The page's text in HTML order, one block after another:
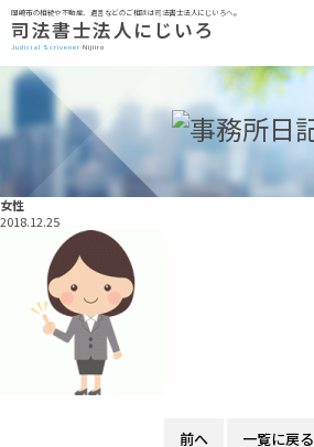
岡崎市の相続や不動産、遺言などのご相談は司法書士法人にじいろへ。
司法書士法人にじいろ
Judicial Scrivener Nijiiro
女性
2018.12.25
前へ 一覧に戻る